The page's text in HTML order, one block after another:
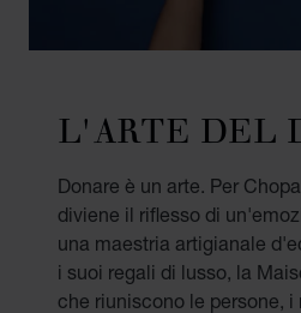
L'ARTE DEL
Donare è un arte. Per
diviene il riflesso di
una maestria artigianale
i suoi regali di lusso, la
che riuniscono le persone,